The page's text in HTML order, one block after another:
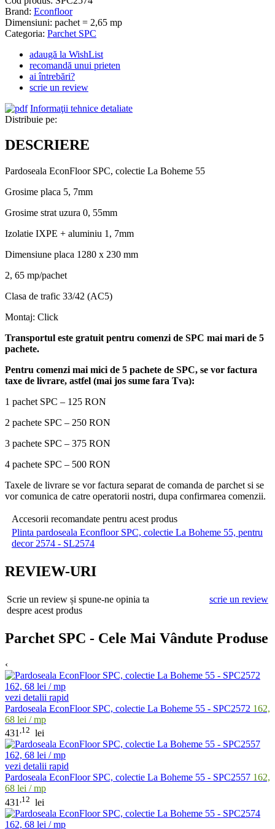
Brand: Econfloor
Dimensiuni: pachet = 2,65 mp
Categoria: Parchet SPC
adaugă la WishList
recomandă unui prieten
ai întrebări?
scrie un review
Informaţii tehnice detaliate
Distribuie pe:
DESCRIERE
Pardoseala EconFloor SPC, colectie La Boheme 55
Grosime placa 5, 7mm
Grosime strat uzura 0, 55mm
Izolatie IXPE + aluminiu 1, 7mm
Dimensiune placa 1280 x 230 mm
2, 65 mp/pachet
Clasa de trafic 33/42 (AC5)
Montaj: Click
Transportul este gratuit pentru comenzi de SPC mai mari de 5
pachete.
Pentru comenzi mai mici de 5 pachete de SPC, se vor factura
taxe de livrare, astfel (mai jos sume fara Tva):
1 pachet SPC – 125 RON
2 pachete SPC – 250 RON
3 pachete SPC – 375 RON
4 pachete SPC – 500 RON
Taxele de livrare se vor factura separat de comanda de parchet si se
vor comunica de catre operatorii nostri, dupa confirmarea comenzii.
Accesorii recomandate pentru acest produs
Plinta pardoseala Econfloor SPC, colectie La Boheme 55, pentru
decor 2574 - SL2574
REVIEW-URI
Scrie un review și spune-ne opinia ta
despre acest produs
scrie un review
Parchet SPC - Cele Mai Vândute Produse
‹
vezi detalii rapid
Pardoseala EconFloor SPC, colectie La Boheme 55 - SPC2572 162,
68 lei / mp
431 ,12 lei
vezi detalii rapid
Pardoseala EconFloor SPC, colectie La Boheme 55 - SPC2557 162,
68 lei / mp
431 ,12 lei